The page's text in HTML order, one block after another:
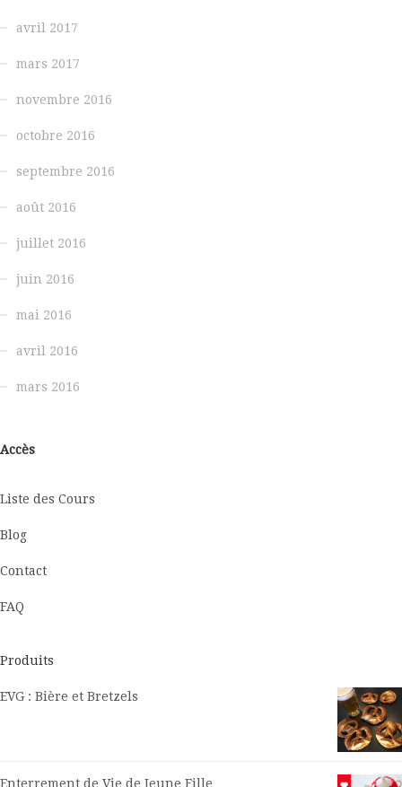
avril 2017
mars 2017
novembre 2016
octobre 2016
septembre 2016
août 2016
juillet 2016
juin 2016
mai 2016
avril 2016
mars 2016
Accès
Liste des Cours
Blog
Contact
FAQ
Produits
EVG : Bière et Bretzels
Enterrement de Vie de Jeune Fille